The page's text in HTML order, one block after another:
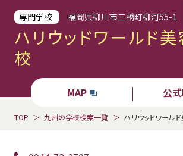
専門学校 福岡県柳川市三橋町柳河55-1
ハリウッドワールド
校
MAP 公
TOP 九州の学校検索一覧 ハリウッドワール